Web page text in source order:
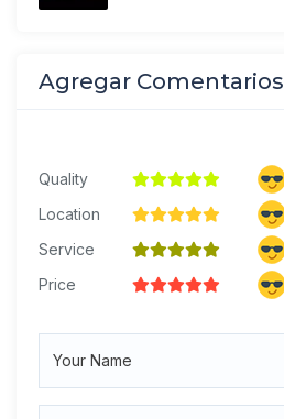
Agregar Comentarios
Quality
Location
Service
Price